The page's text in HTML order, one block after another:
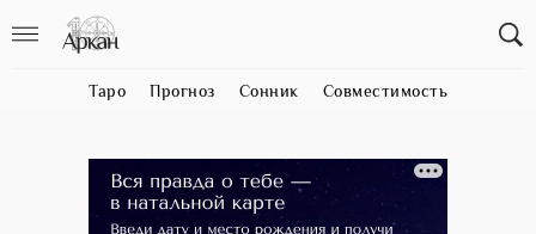
Таро Прогноз Сонник Совместимость